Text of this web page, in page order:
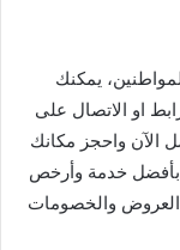
يمكنك
او الاتصال على
الآن واحجز مكانك
بأفضل خدمة وأرخص
العروض والخصومات